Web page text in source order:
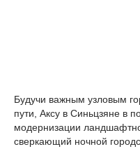
Будучи важным узловым
пути, Аксу в Синьцзяне в
модернизации
сверкающий ночной